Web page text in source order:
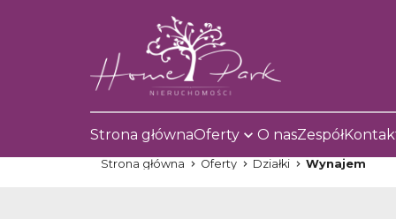
Strona głównaOferty O nasZespół
Strona główna Oferty Działki Wynajem